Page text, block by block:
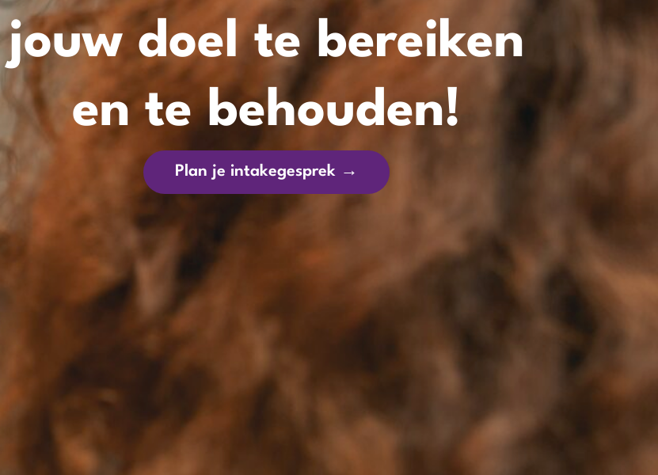
jouw doel te bereiken
en te behouden!
Plan je intakegesprek →